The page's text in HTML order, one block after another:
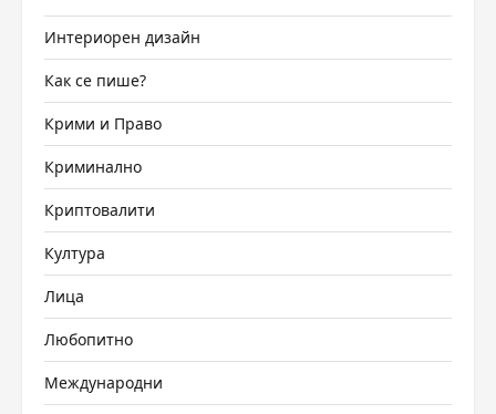
Интериорен дизайн
Как се пише?
Крими и Право
Криминално
Криптовалити
Култура
Лица
Любопитно
Международни